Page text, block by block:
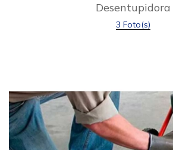
Desentupidora
3 Foto(s)